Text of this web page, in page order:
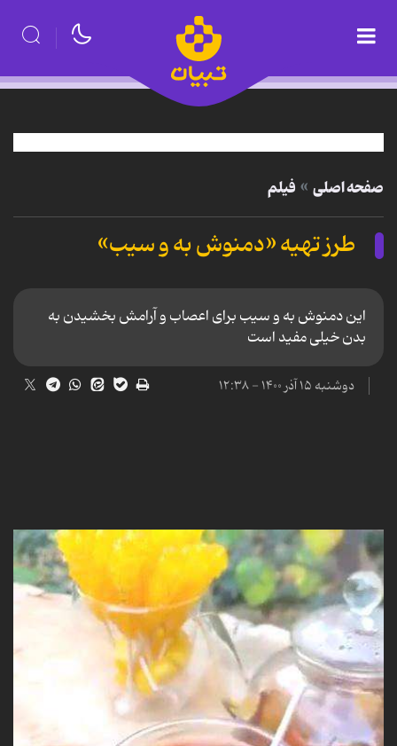
صفحه اصلی فیلم
طرز تهیه «دمنوش به و سیب»
این دمنوش به و سیب برای اعصاب و آرامش بخشیدن به
بدن خیلی مفید است
دوشنبه ۱۵ آذر ۱۴۰۰ - ۱۲:۳۸